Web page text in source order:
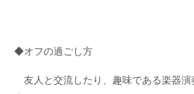
◆オフの過ごし方
友人と交流したり、趣味である楽器演